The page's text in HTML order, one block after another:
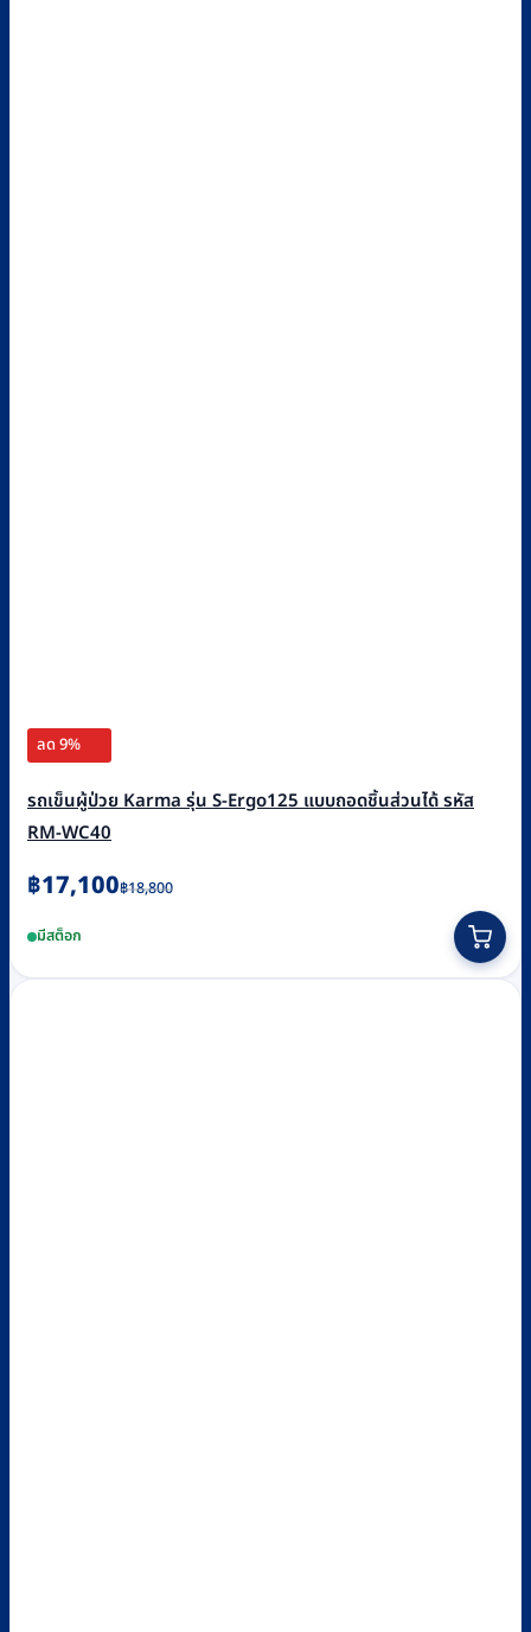
ลด 9%
รถเข็นผู้ป่วย Karma รุ่น S-Ergo125 แบบถอดชิ้นส่วนได้ รหัส
RM-WC40
฿18,800
Original
was:
฿18,800.
฿17,100
Current
is:
฿17,100.
มีสต็อก